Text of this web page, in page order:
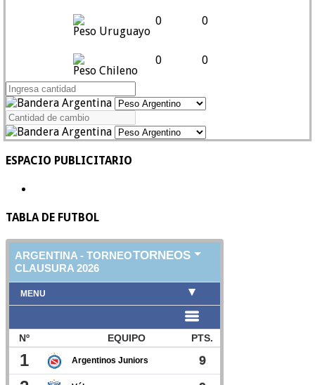
Peso Uruguayo
0 0
Peso Chileno
0 0
ESPACIO PUBLICITARIO
TABLA DE FUTBOL